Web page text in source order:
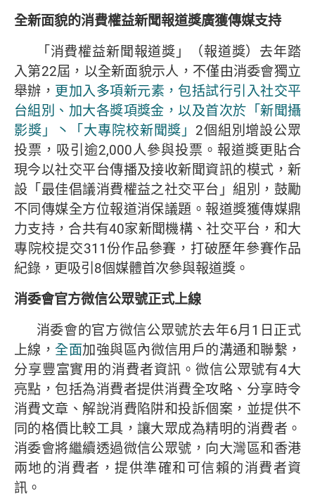
全新面貌的消費權益新聞報道獎廣獲傳媒支持
「消費權益新聞報道獎」（報道獎）去年踏
入第22屆，以全新面貌示人，不僅由消委會獨立
舉辦， 更加入多項新元素，包括試行引入社交平
台組別、加大各獎項獎金，以及首次於「新聞攝
影獎」丶「大專院校新聞獎」 2個組別增設公眾
投票，吸引逾2,000人參與投票。報道獎更貼合
現今以社交平台傳播及接收新聞資訊的模式，新
設「最佳倡議消費權益之社交平台」組別，鼓勵
不同傳媒全方位報道消保議題。報道獎獲傳媒鼎
力支持，合共有40家新聞機構、社交平台，和大
專院校提交311份作品參賽，打破歷年參賽作品
紀錄，更吸引8個媒體首次參與報道獎。
消委會官方微信公眾號正式上線
消委會的官方微信公眾號於去年6月1日正式
上線， 全面加強與區內微信用戶的溝通和聯繫，
分享豐富實用的消費者資訊。微信公眾號有4大
亮點，包括為消費者提供消費全攻略、分享時令
消費文章、解說消費陷阱和投訴個案，並提供不
同的格價比較工具，讓大眾成為精明的消費者。
消委會將繼續透過微信公眾號，向大灣區和香港
兩地的消費者，提供準確和可信賴的消費者資
訊。